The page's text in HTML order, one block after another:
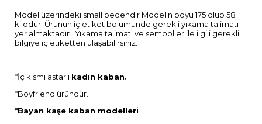
Model üzerindeki small bedendir Modelin boyu 175 olup 58
kilodur. Ürünün iç etiket bölümünde gerekli yıkama talimatı
yer almaktadır . Yıkama talimatı ve semboller ile ilgili gerekli
bilgiye iç etiketten ulaşabilirsiniz.
*İç kısmı astarlı kadın kaban.
*Boyfriend üründür.
*Bayan kaşe kaban modelleri